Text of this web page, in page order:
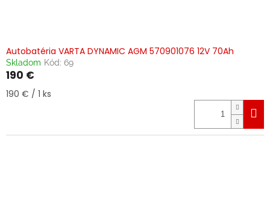
Autobatéria VARTA DYNAMIC AGM 570901076 12V 70Ah
Skladom Kód: 69
190 €
Jednotková
190 € / 1 ks